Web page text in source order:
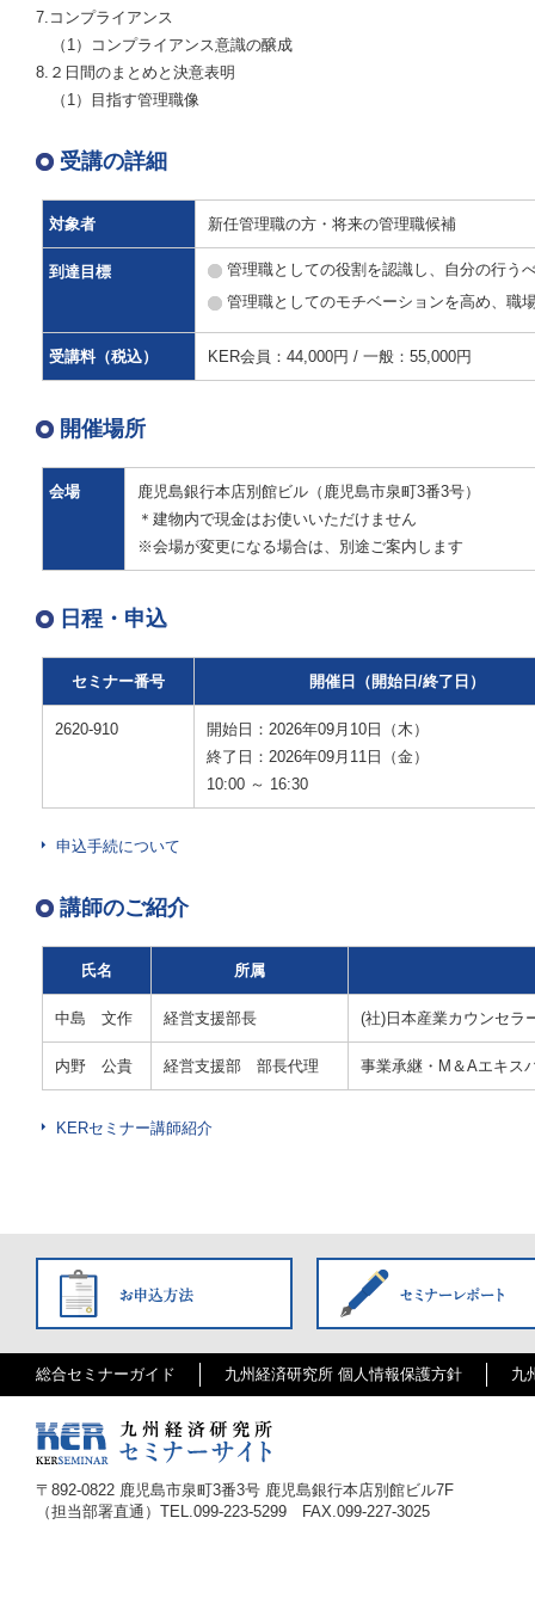
7.コンプライアンス
（1）コンプライアンス意識の醸成
8.２日間のまとめと決意表明
（1）目指す管理職像
受講の詳細
対象者 新任管理職の方・将来の管理職候補
到達目標
管理職としての役割を認識し、自分の行う
管理職としてのモチベーションを高め、職
受講料（税込） KER会員：44,000円 / 一般：55,000円
開催場所
会場
鹿児島銀行本店別館ビル（鹿児島市泉町3番3号）
＊建物内で現金はお使いいただけません
※会場が変更になる場合は、別途ご案内します
日程・申込
セミナー番号 開催日（開始日/終了日）
2620-910
開始日：2026年09月10日（木）
終了日：2026年09月11日（金）
10:00 ～ 16:30
申込手続について
講師のご紹介
氏名 所属
中島 文作 経営支援部長 (社)日本産業カウンセ
内野 公貴 経営支援部 部長代理 事業承継・M＆Aエキス
KERセミナー講師紹介
総合セミナーガイド 九州経済研究所 個人情報保護方針 九
〒 892-0822 鹿児島市泉町3番3号 鹿児島銀行本店別館ビル7F
（担当部署直通）TEL.099-223-5299 FAX.099-227-3025